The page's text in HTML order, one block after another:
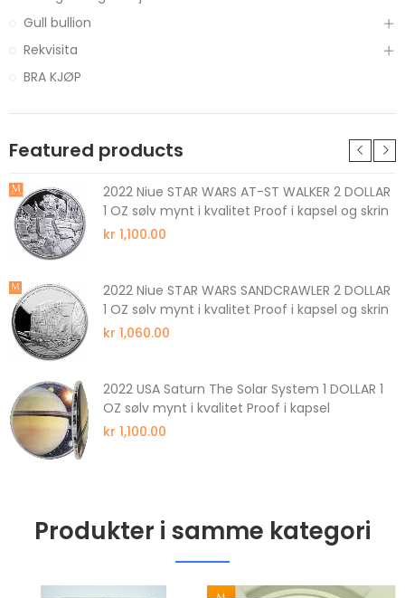
Gull bullion
Rekvisita
BRA KJØP
Featured products
2022 Niue STAR WARS AT-ST WALKER 2 DOLLAR
1 OZ sølv mynt i kvalitet Proof i kapsel og skrin
kr 1,100.00
2022 Niue STAR WARS SANDCRAWLER 2 DOLLAR
1 OZ sølv mynt i kvalitet Proof i kapsel og skrin
kr 1,060.00
2022 USA Saturn The Solar System 1 DOLLAR 1
OZ sølv mynt i kvalitet Proof i kapsel
kr 1,100.00
Produkter i samme kategori